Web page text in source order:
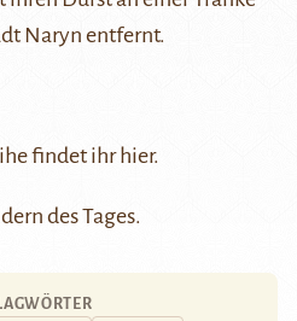
Naryn entfernt.
findet ihr hier.
des Tages.